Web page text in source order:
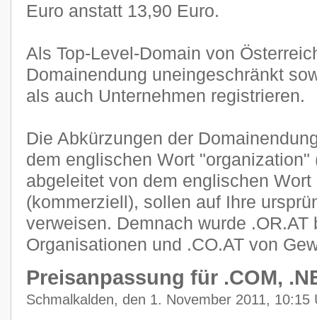
Euro anstatt 13,90 Euro.
Als Top-Level-Domain von
Domainendung uneingeschränkt
als auch Unternehmen registrieren.
Die Abkürzungen der
dem englischen Wort "organization"
abgeleitet von dem englischen
(kommerziell), sollen auf Ihre
verweisen. Demnach wurde .OR.AT
Organisationen und .CO.AT von
Preisanpassung für .COM,
Schmalkalden, den 1. November 2011, 10:15